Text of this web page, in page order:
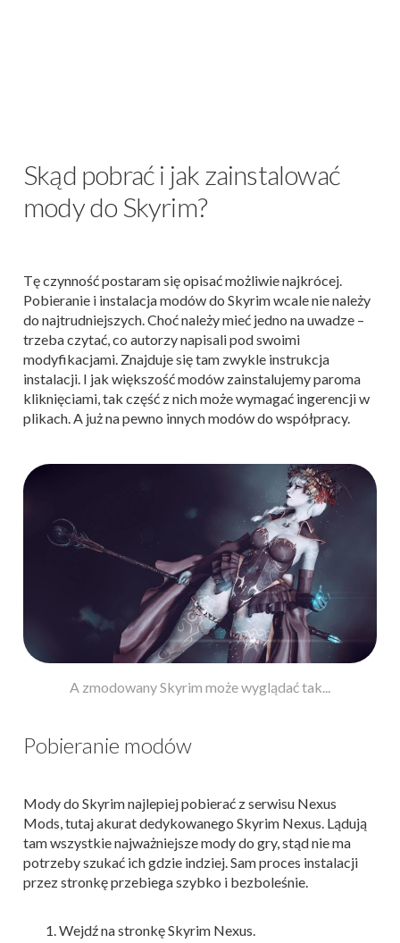
Skąd pobrać i jak zainstalować
mody do Skyrim?
Tę czynność postaram się opisać możliwie najkrócej.
Pobieranie i instalacja modów do Skyrim wcale nie należy
do najtrudniejszych. Choć należy mieć jedno na uwadze –
trzeba czytać, co autorzy napisali pod swoimi
modyfikacjami. Znajduje się tam zwykle instrukcja
instalacji. I jak większość modów zainstalujemy paroma
kliknięciami, tak część z nich może wymagać ingerencji w
plikach. A już na pewno innych modów do współpracy.
A zmodowany Skyrim może wyglądać tak...
Pobieranie modów
Mody do Skyrim najlepiej pobierać z serwisu Nexus
Mods, tutaj akurat dedykowanego Skyrim Nexus. Lądują
tam wszystkie najważniejsze mody do gry, stąd nie ma
potrzeby szukać ich gdzie indziej. Sam proces instalacji
przez stronkę przebiega szybko i bezboleśnie.
Wejdź na stronkę Skyrim Nexus.